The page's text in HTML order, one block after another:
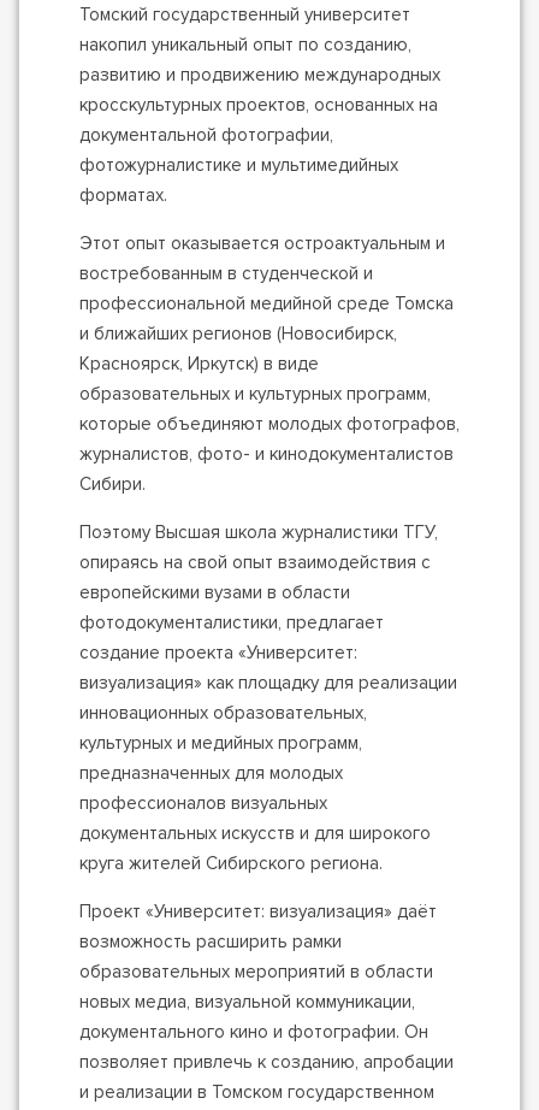
Томский государственный университет
накопил уникальный опыт по созданию,
развитию и продвижению международных
кросскультурных проектов, основанных на
документальной фотографии,
фотожурналистике и мультимедийных
форматах.
Этот опыт оказывается остроактуальным и
востребованным в студенческой и
профессиональной медийной среде Томска
и ближайших регионов (Новосибирск,
Красноярск, Иркутск) в виде
образовательных и культурных программ,
которые объединяют молодых фотографов,
журналистов, фото- и кинодокументалистов
Сибири.
Поэтому Высшая школа журналистики ТГУ,
опираясь на свой опыт взаимодействия с
европейскими вузами в области
фотодокументалистики, предлагает
создание проекта «Университет:
визуализация» как площадку для реализации
инновационных образовательных,
культурных и медийных программ,
предназначенных для молодых
профессионалов визуальных
документальных искусств и для широкого
круга жителей Сибирского региона.
Проект «Университет: визуализация» даёт
возможность расширить рамки
образовательных мероприятий в области
новых медиа, визуальной коммуникации,
документального кино и фотографии. Он
позволяет привлечь к созданию, апробации
и реализации в Томском государственном